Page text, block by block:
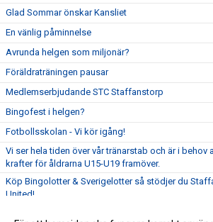
Glad Sommar önskar Kansliet
En vänlig påminnelse
Avrunda helgen som miljonär?
Föräldraträningen pausar
Medlemserbjudande STC Staffanstorp
Bingofest i helgen?
Fotbollsskolan - Vi kör igång!
Vi ser hela tiden över vår tränarstab och är i behov
krafter för åldrarna U15-U19 framöver.
Köp Bingolotter & Sverigelotter så stödjer du
United!